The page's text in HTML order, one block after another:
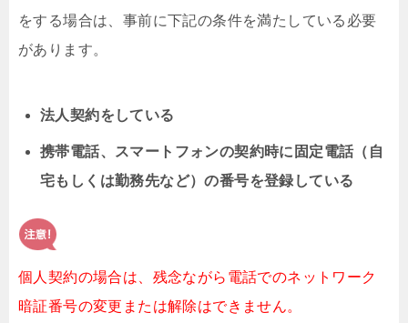
をする場合は、事前に下記の条件を満たしている必要
があります。
法人契約をしている
携帯電話、スマートフォンの契約時に固定電話（自
宅もしくは勤務先など）の番号を登録している
個人契約の場合は、残念ながら電話でのネットワーク
暗証番号の変更または解除はできません。